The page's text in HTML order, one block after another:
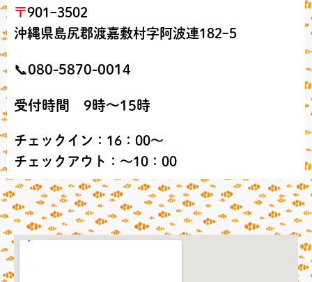
〒901ｰ3502
沖縄県島尻郡渡嘉敷村字阿波連182ｰ5
📞080-5870-0014
受付時間 9時～15時
チェックイン：16：00～
チェックアウト：～10：00